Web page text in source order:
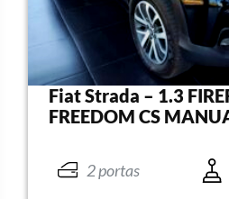
Fiat Strada – 1.3
FREEDOM CS
2 portas